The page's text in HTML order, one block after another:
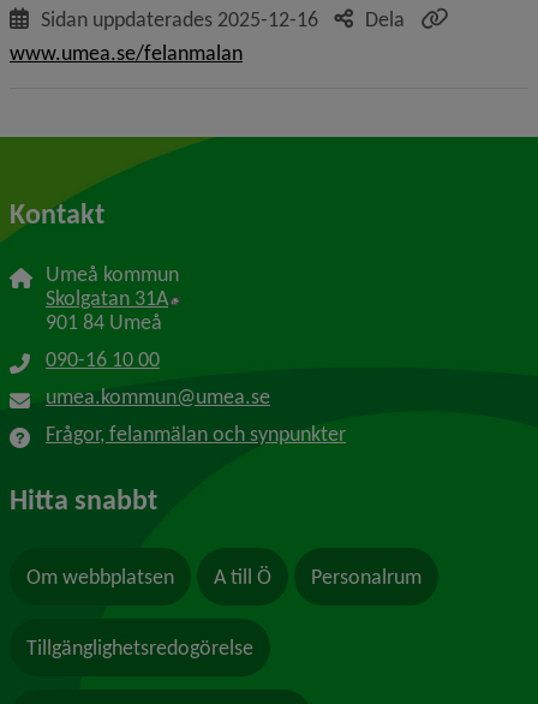
Sidan uppdaterades 2025-12-16
Dela
www.umea.se/felanmalan
Kontakt
Umeå kommun
Skolgatan 31A Länk till annan webbplats, öppnas i nytt
901 84 Umeå
090-16 10 00
umea.kommun@umea.se
Frågor, felanmälan och synpunkter
Hitta snabbt
Om webbplatsen A till Ö Personalrum
Tillgänglighetsredogörelse